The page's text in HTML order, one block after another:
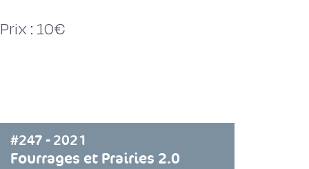
Prix : 10€
#247 - 2021
Fourrages et Prairies 2.0